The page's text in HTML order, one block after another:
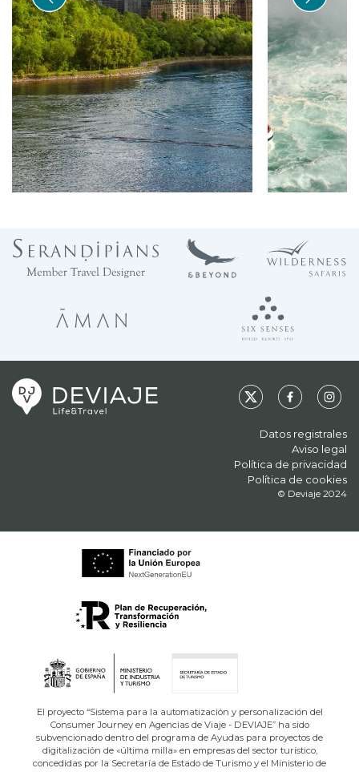
Datos registrales
Aviso legal
Política de privacidad
Política de cookies
© Deviaje 2024
El proyecto “Sistema para la automatización y personalización del
Consumer Journey en Agencias de Viaje - DEVIAJE” ha sido
subvencionado dentro del programa de Ayudas para proyectos de
digitalización de «última milla» en empresas del sector turístico,
concedidas por la Secretaría de Estado de Turismo y el Ministerio de